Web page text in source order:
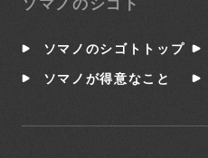
ソマノのシゴト
ソマノのシゴトトップ
ソマノが得意なこと